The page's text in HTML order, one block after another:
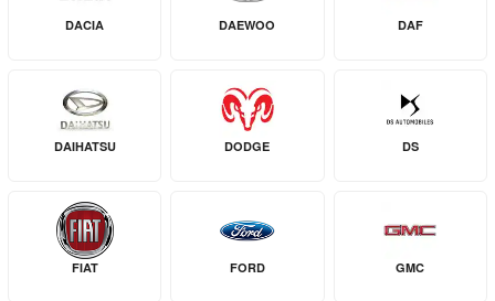
DACIA DAEWOO DAF
DAIHATSU DODGE DS
FIAT FORD GMC